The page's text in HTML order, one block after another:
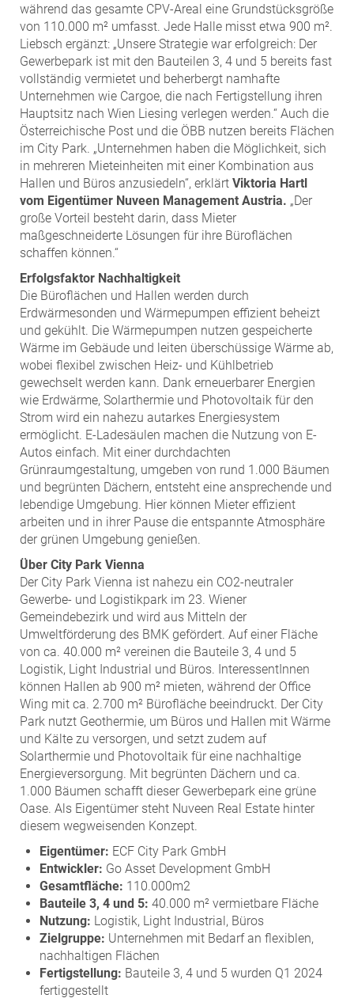
während das gesamte CPV-Areal eine Grundstücksgröße
von 110.000 m² umfasst. Jede Halle misst etwa 900 m².
Liebsch ergänzt: „Unsere Strategie war erfolgreich: Der
Gewerbepark ist mit den Bauteilen 3, 4 und 5 bereits fast
vollständig vermietet und beherbergt namhafte
Unternehmen wie Cargoe, die nach Fertigstellung ihren
Hauptsitz nach Wien Liesing verlegen werden.“ Auch die
Österreichische Post und die ÖBB nutzen bereits Flächen
im City Park. „Unternehmen haben die Möglichkeit, sich
in mehreren Mieteinheiten mit einer Kombination aus
Hallen und Büros anzusiedeln“, erklärt Viktoria Hartl
vom Eigentümer Nuveen Management Austria. „Der
große Vorteil besteht darin, dass Mieter
maßgeschneiderte Lösungen für ihre Büroflächen
schaffen können.“
Erfolgsfaktor Nachhaltigkeit
Die Büroflächen und Hallen werden durch
Erdwärmesonden und Wärmepumpen effizient beheizt
und gekühlt. Die Wärmepumpen nutzen gespeicherte
Wärme im Gebäude und leiten überschüssige Wärme ab,
wobei flexibel zwischen Heiz- und Kühlbetrieb
gewechselt werden kann. Dank erneuerbarer Energien
wie Erdwärme, Solarthermie und Photovoltaik für den
Strom wird ein nahezu autarkes Energiesystem
ermöglicht. E-Ladesäulen machen die Nutzung von E-
Autos einfach. Mit einer durchdachten
Grünraumgestaltung, umgeben von rund 1.000 Bäumen
und begrünten Dächern, entsteht eine ansprechende und
lebendige Umgebung. Hier können Mieter effizient
arbeiten und in ihrer Pause die entspannte Atmosphäre
der grünen Umgebung genießen.
Über City Park Vienna
Der City Park Vienna ist nahezu ein CO2-neutraler
Gewerbe- und Logistikpark im 23. Wiener
Gemeindebezirk und wird aus Mitteln der
Umweltförderung des BMK gefördert. Auf einer Fläche
von ca. 40.000 m² vereinen die Bauteile 3, 4 und 5
Logistik, Light Industrial und Büros. InteressentInnen
können Hallen ab 900 m² mieten, während der Office
Wing mit ca. 2.700 m² Bürofläche beeindruckt. Der City
Park nutzt Geothermie, um Büros und Hallen mit Wärme
und Kälte zu versorgen, und setzt zudem auf
Solarthermie und Photovoltaik für eine nachhaltige
Energieversorgung. Mit begrünten Dächern und ca.
1.000 Bäumen schafft dieser Gewerbepark eine grüne
Oase. Als Eigentümer steht Nuveen Real Estate hinter
diesem wegweisenden Konzept.
Eigentümer: ECF City Park GmbH
Entwickler: Go Asset Development GmbH
Gesamtfläche: 110.000m2
Bauteile 3, 4 und 5: 40.000 m² vermietbare Fläche
Nutzung: Logistik, Light Industrial, Büros
Zielgruppe: Unternehmen mit Bedarf an flexiblen,
nachhaltigen Flächen
Fertigstellung: Bauteile 3, 4 und 5 wurden Q1 2024
fertiggestellt